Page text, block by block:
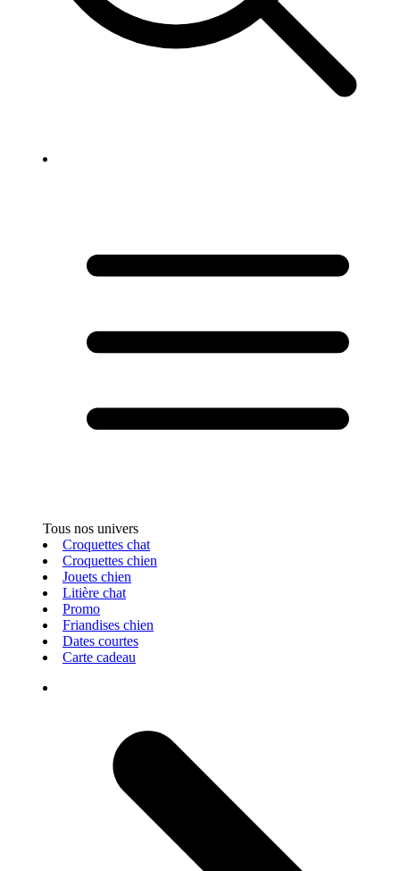
Tous nos univers
Croquettes chat
Croquettes chien
Jouets chien
Litière chat
Promo
Friandises chien
Dates courtes
Carte cadeau